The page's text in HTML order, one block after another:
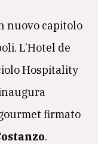
nuovo capitolo
L’Hotel de
Hospitality
firmato
.